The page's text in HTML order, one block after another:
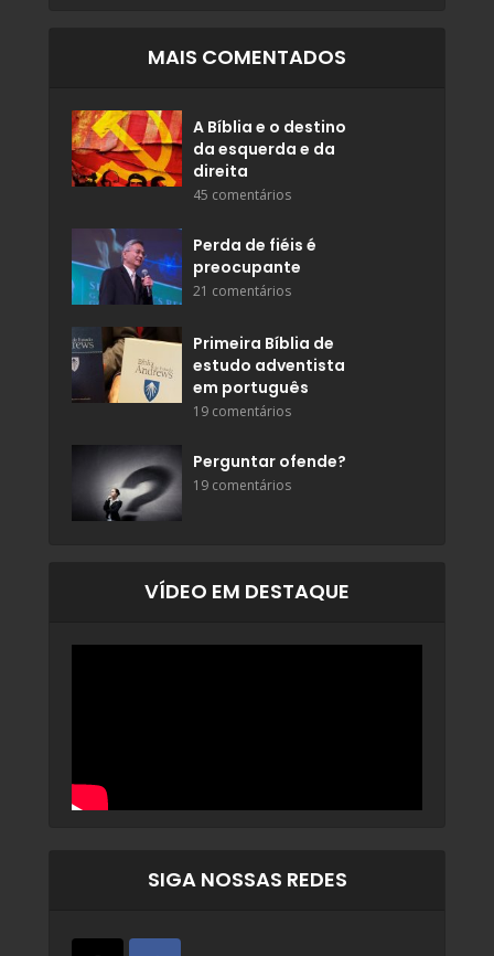
MAIS COMENTADOS
A Bíblia e o destino
da esquerda e da
direita
45 comentários
Perda de fiéis é
preocupante
21 comentários
Primeira Bíblia de
estudo adventista
em português
19 comentários
Perguntar ofende?
19 comentários
VÍDEO EM DESTAQUE
SIGA NOSSAS REDES